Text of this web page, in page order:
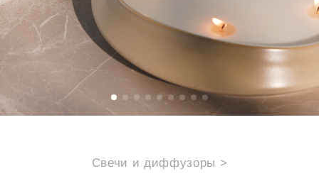
Свечи и диффузоры >
КОЛЛЕКЦИЯ ИЗ МАССИВА ДУБА
СПЕЦИАЛЬНЫЕ ПРЕДЛОЖЕНИЯ
ИДЕИ ДЛЯ ПОДАРКОВ
ПОДАРОЧНАЯ КАРТА
ПОКУПАТЕЛЯМ